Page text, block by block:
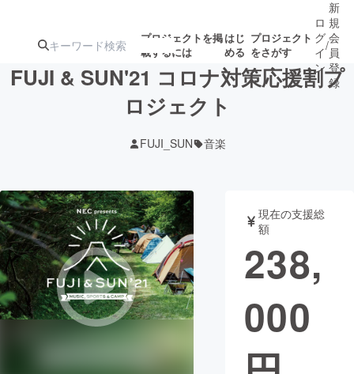
プロジェクトを掲
載するには
はじ
める
プロジェクト
をさがす
ジェクト
募集終了が近いプ
ロジェクト
アート・写真 音楽
テクノロジー・ガジェット ゲーム・サ
映像・映画
ロ
グ
イ
ン
/
新
規
会
員
登
録
FUJI & SUN'21 コロナ対策応援割プ
ロジェクト
FUJI_SUN 音楽
現在の支援総
額
238,
000